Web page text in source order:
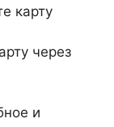
карту
через
и